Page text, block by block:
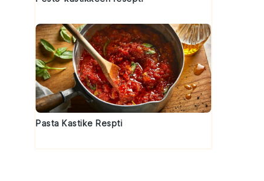
Pasta Kastike Respti